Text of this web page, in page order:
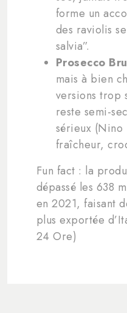
forme un
des raviolis
salvia”.
Prosecco
mais à bien
versions trop
reste semi-
sérieux (Nino
fraîcheur,
Fun fact : la
dépassé les 638
en 2021, faisant
plus exportée
24 Ore)